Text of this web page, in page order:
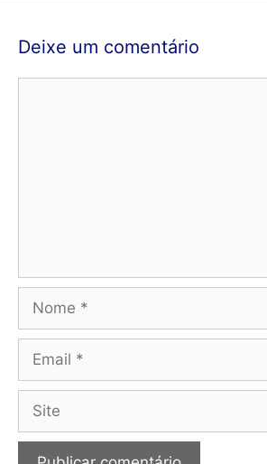
Deixe um comentário